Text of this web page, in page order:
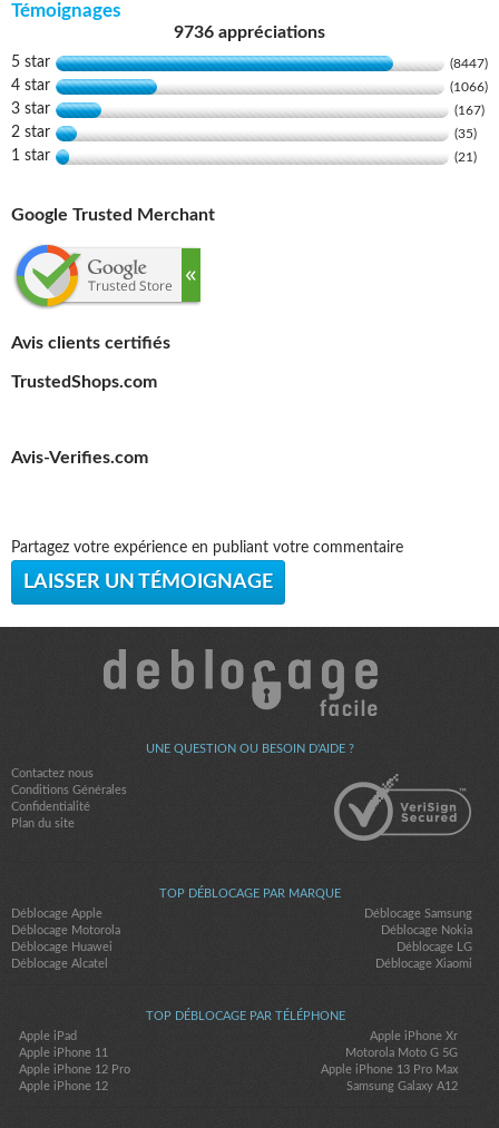
Témoignages
9736 appréciations
5 star (8447)
4 star (1066)
3 star (167)
2 star (35)
1 star (21)
Google Trusted Merchant
Avis clients certifiés
TrustedShops.com
Avis-Verifies.com
Partagez votre expérience en publiant votre commentaire
LAISSER UN TÉMOIGNAGE
UNE QUESTION OU BESOIN D'AIDE ?
Contactez nous
Conditions Générales
Confidentialité
Plan du site
TOP DÉBLOCAGE PAR MARQUE
Déblocage Apple
Déblocage Samsung
Déblocage Motorola
Déblocage Nokia
Déblocage Huawei
Déblocage LG
Déblocage Alcatel
Déblocage Xiaomi
TOP DÉBLOCAGE PAR TÉLÉPHONE
Apple iPad
Apple iPhone Xr
Apple iPhone 11
Motorola Moto G 5G
Apple iPhone 12 Pro
Apple iPhone 13 Pro Max
Apple iPhone 12
Samsung Galaxy A12